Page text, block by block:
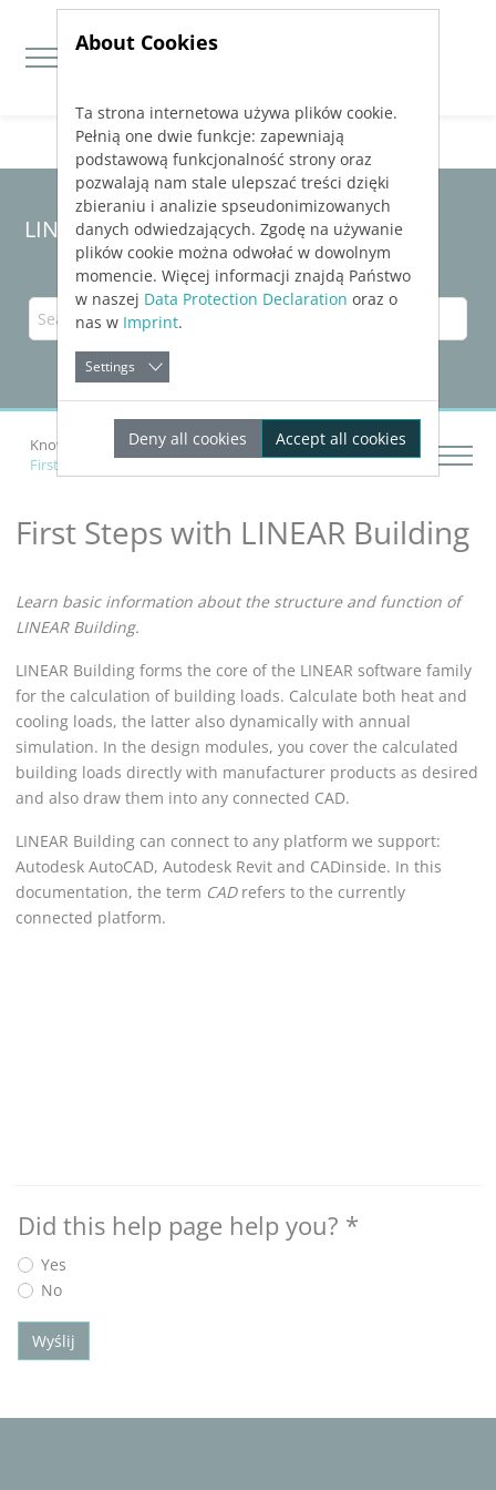
Jump directly to main navigation
Jump directly to content
LINEAR Solutions 23 for Revit
Knowledge Base Revit
Getting Started
First Steps with
First Steps with LINEAR Building
Learn basic information about the structure and function of
LINEAR Building.
LINEAR Building forms the core of the LINEAR software family
for the calculation of building loads. Calculate both heat and
cooling loads, the latter also dynamically with annual
simulation. In the design modules, you cover the calculated
building loads directly with manufacturer products as desired
and also draw them into any connected CAD.
LINEAR Building can connect to any platform we support:
Autodesk AutoCAD, Autodesk Revit and CADinside. In this
documentation, the term CADrefers to the currently
connected platform.
Did this help page help you? *
Yes
No
Wyślij
About Cookies
Ta strona internetowa używa plików cookie.
Pełnią one dwie funkcje: zapewniają
podstawową funkcjonalność strony oraz
pozwalają nam stale ulepszać treści dzięki
zbieraniu i analizie spseudonimizowanych
danych odwiedzających. Zgodę na używanie
plików cookie można odwołać w dowolnym
momencie. Więcej informacji znajdą Państwo
w naszej Data Protection Declaration oraz o
nas w Imprint.
Settings
Deny all cookies Accept all cookies